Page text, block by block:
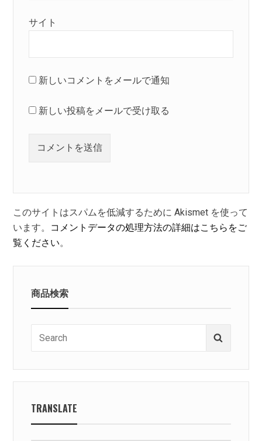
サイト
新しいコメントをメールで通知
新しい投稿をメールで受け取る
このサイトはスパムを低減するために Akismet を使って
います。 コメントデータの処理方法の詳細はこちらをご
覧ください。
商品検索
TRANSLATE